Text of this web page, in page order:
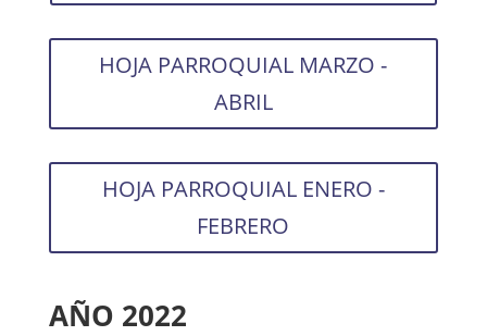
HOJA PARROQUIAL MARZO -
ABRIL
HOJA PARROQUIAL ENERO -
FEBRERO
AÑO 2022